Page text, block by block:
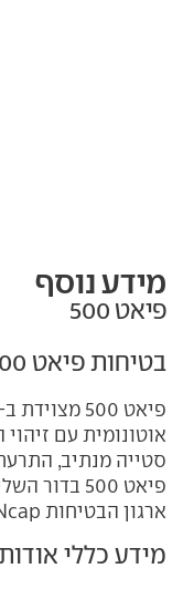
מידע נוסף
פיאט 500
בטיחות פיאט 500
אוטונומית עם זיהוי
סטייה מנתיב,
פיאט 500
ארגון הבטיחות EuroNcap.
מידע כללי אודות